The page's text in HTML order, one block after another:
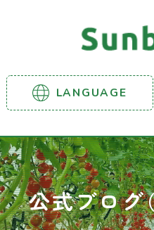
LANGUAGE
公式ブログ